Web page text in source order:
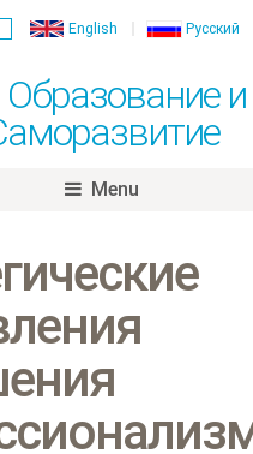
English Русский
Образование и
Menu